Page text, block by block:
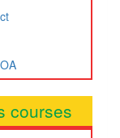
courses